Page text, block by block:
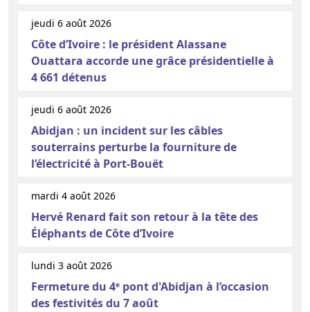
jeudi 6 août 2026
Côte d’Ivoire : le président Alassane
Ouattara accorde une grâce présidentielle à
4 661 détenus
jeudi 6 août 2026
Abidjan : un incident sur les câbles
souterrains perturbe la fourniture de
l’électricité à Port-Bouët
mardi 4 août 2026
Hervé Renard fait son retour à la tête des
Éléphants de Côte d’Ivoire
lundi 3 août 2026
Fermeture du 4ᵉ pont d'Abidjan à l’occasion
des festivités du 7 août